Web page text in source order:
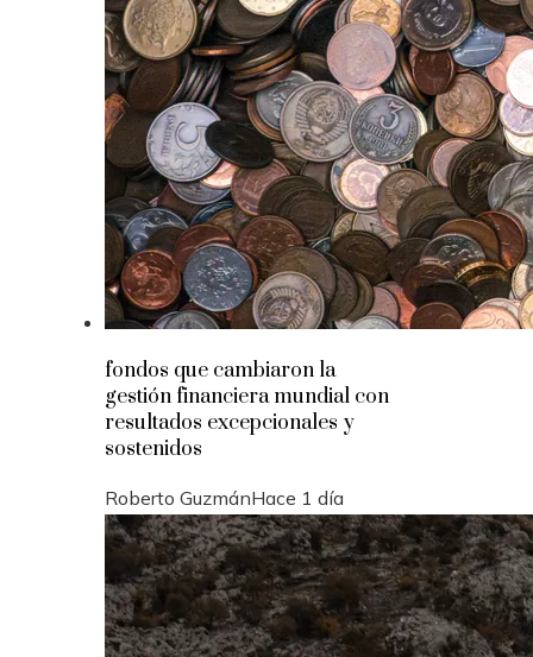
fondos que cambiaron la
gestión financiera mundial con
resultados excepcionales y
sostenidos
Roberto GuzmánHace 1 día